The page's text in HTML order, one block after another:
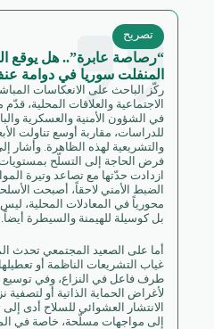
“رصاصة عابرة”.. هل يوقع
المنفلت سوريا في دوامة
تصريح
ركّز الباحث على الانعكاسات
الاجتماعية والعلاقات
في الشؤون الأمنية والعسكرية
للدراسات، مقاربة أوسع تناولت
والتشريعية لهذه الظاهرة. وأشار
فرض الحاجة إلى التسلّح
ازدادت حدّتها مع تصاعد وتيرة
الضبط الأمني لاحقاً، أصبحت
محورياً في المعادلات المحلية،
بل كوسيلة للهيمنة والسيطرة أيضاً.
أما على الصعيد المجتمعي تحدث
غياب التشريعات الناظمة أو
طرف فاعل في النزاع، وفي
لأغراض الحماية الذاتية أو لتصفية
الانتشار العشوائي للسلاح أدى
إلى مواجهات مسلّحة، خاصة في